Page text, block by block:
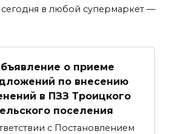
в любой супермаркет —
о приеме
по внесению
в ПЗЗ Троицкого
поселения
с Постановлением